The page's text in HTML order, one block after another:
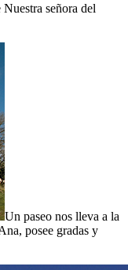
señora del
Un paseo nos lleva a la
posee gradas y